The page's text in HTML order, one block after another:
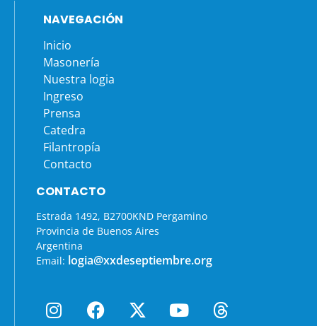
NAVEGACIÓN
Inicio
Masonería
Nuestra logia
Ingreso
Prensa
Catedra
Filantropía
Contacto
CONTACTO
Estrada 1492, B2700KND Pergamino
Provincia de Buenos Aires
Argentina
Email: logia@xxdeseptiembre.org